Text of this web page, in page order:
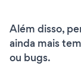
Além disso,
ainda mais
ou bugs.